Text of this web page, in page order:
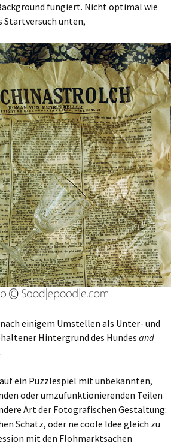
fungiert. Nicht optimal wie
Startversuch unten,
einigem Umstellen als Unter- und
Hintergrund des Hundes and
ein Puzzlespiel mit unbekannten,
oder umzufunktionierenden Teilen
Art der Fotografischen Gestaltung:
Schatz, oder ne coole Idee gleich zu
mit den Flohmarktsachen